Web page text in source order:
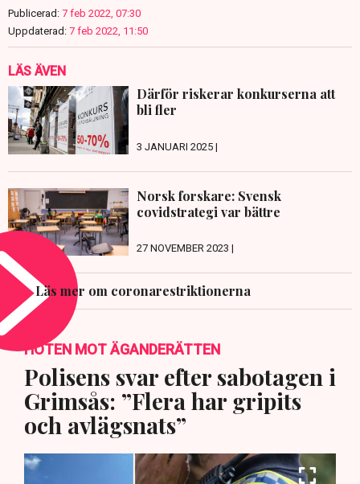
Publicerad: 7 feb 2022, 07:30
Uppdaterad: 7 feb 2022, 11:50
LÄS ÄVEN
Därför riskerar konkurserna att
bli fler
3 JANUARI 2025 |
Norsk forskare: Svensk
covidstrategi var bättre
27 NOVEMBER 2023 |
Läs mer om coronarestriktionerna
HOTEN MOT ÄGANDERÄTTEN
Polisens svar efter sabotagen i
Grimsås: ”Flera har gripits
och avlägsnats”